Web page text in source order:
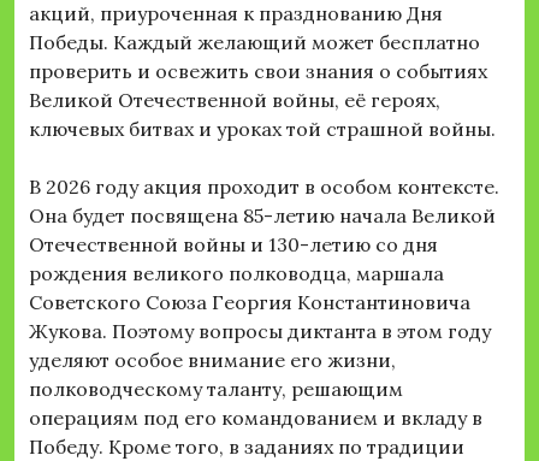
акций, приуроченная к празднованию Дня
Победы. Каждый желающий может бесплатно
проверить и освежить свои знания о событиях
Великой Отечественной войны, её героях,
ключевых битвах и уроках той страшной войны.
В 2026 году акция проходит в особом контексте.
Она будет посвящена 85-летию начала Великой
Отечественной войны и 130-летию со дня
рождения великого полководца, маршала
Советского Союза Георгия Константиновича
Жукова. Поэтому вопросы диктанта в этом году
уделяют особое внимание его жизни,
полководческому таланту, решающим
операциям под его командованием и вкладу в
Победу. Кроме того, в заданиях по традиции